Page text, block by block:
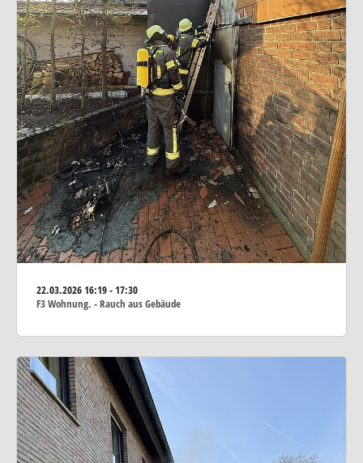
22.03.202616:19 - 17:30
F3 Wohnung. - Rauch aus Gebäude